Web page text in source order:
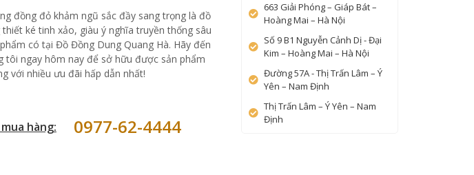
đồng đỏ khảm ngũ sắc đầy sang trọng là đồ
ké tinh xảo, giàu ý nghĩa truyền thống sâu
có tại Đồ Đồng Dung Quang Hà. Hãy đến
tôi ngay hôm nay để sở hữu được sản phẩm
với nhiều ưu đãi hấp dẫn nhất!
hàng: 0977-62-4444
663 Giải Phóng – Giáp Bát –
Hoàng Mai – Hà Nội
Số 9 B1 Nguyễn Cảnh Dị - Đại
Kim – Hoàng Mai – Hà Nội
Đường 57A - Thị Trấn Lâm – Ý
Yên – Nam Định
Thị Trấn Lâm – Ý Yên – Nam
Định